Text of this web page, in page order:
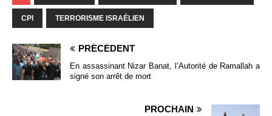
CPI TERRORISME ISRAÉLIEN
PRÉCÉDENT
En assassinant Nizar Banat, l’Autorité de Ramallah a
signé son arrêt de mort
PROCHAIN